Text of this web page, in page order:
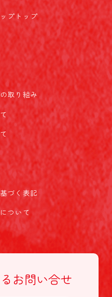
プトップ
取り組み
づく表記
ついて
お問い合せ